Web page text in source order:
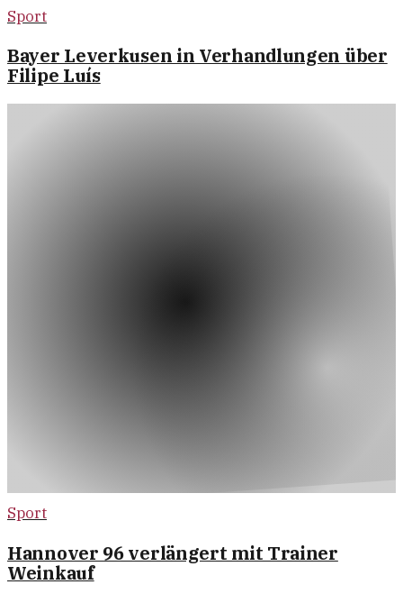
Sport
Bayer Leverkusen in Verhandlungen über
Filipe Luís
Sport
Hannover 96 verlängert mit Trainer
Weinkauf